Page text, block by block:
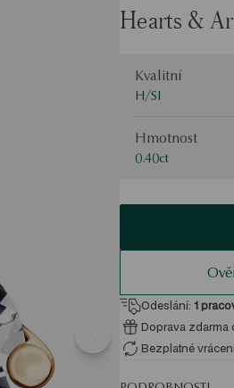
Hearts &
Kvalitní
H/SI
Hmotnost
0.40ct
Odeslání: 1
Doprava zdarma
Bezplatné